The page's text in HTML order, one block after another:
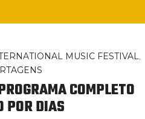
MUSIC FESTIVAL
COMPLETO
POR DIAS